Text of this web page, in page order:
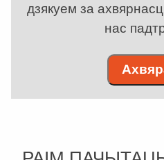
дзякуем за
нас